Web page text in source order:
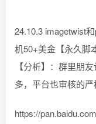
24.10.3 imagetwist
机50+美金【永久脚
【分析】：群里朋
多，平台也审核的严
https://